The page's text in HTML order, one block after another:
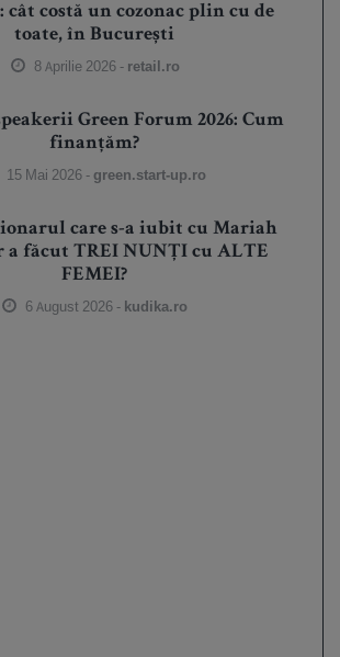
cât costă un cozonac plin cu de
toate, în București
8 Aprilie 2026 - retail.ro
Green Forum 2026: Cum
finanțăm?
15 Mai 2026 - green.start-up.ro
care s-a iubit cu Mariah
a făcut TREI NUNȚI cu ALTE
FEMEI?
6 August 2026 - kudika.ro